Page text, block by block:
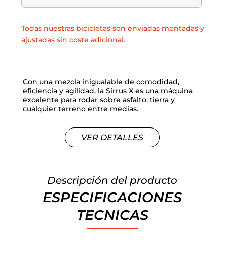
Todas nuestras bicicletas son enviadas montadas y
ajustadas sin coste adicional.
Con una mezcla inigualable de comodidad,
eficiencia y agilidad, la Sirrus X es una máquina
excelente para rodar sobre asfalto, tierra y
cualquier terreno entre medias.
VER DETALLES
Descripción del producto
ESPECIFICACIONES
TECNICAS